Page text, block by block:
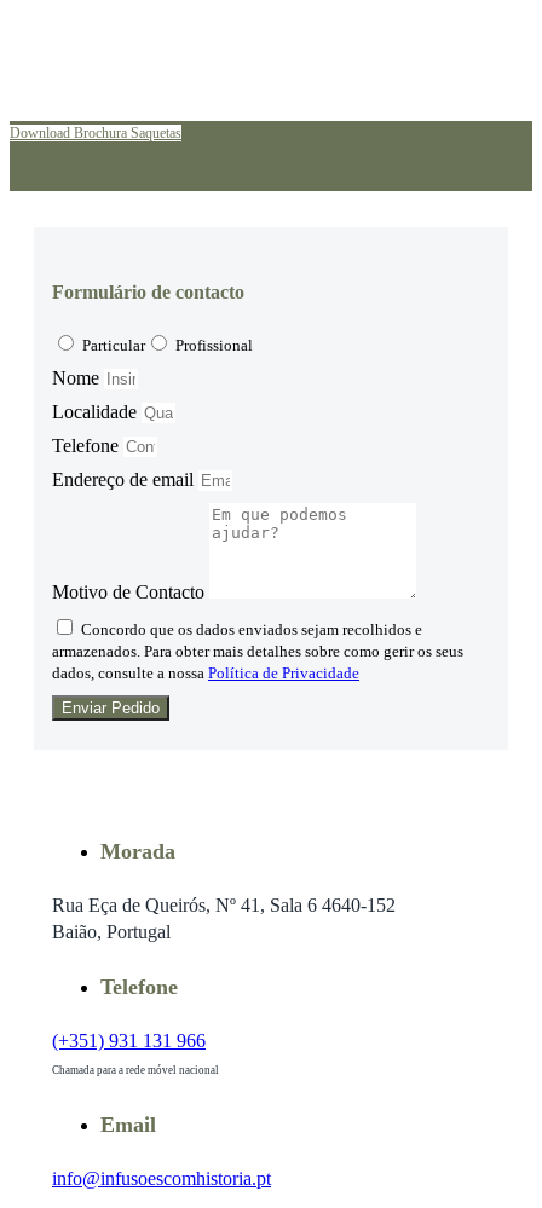
options
may
Download Brochura Saquetas
Formulário de contacto
Particular Profissional
Nome
Localidade
Telefone
Endereço de email
Motivo de Contacto
Concordo que os dados enviados sejam recolhidos e
armazenados. Para obter mais detalhes sobre como gerir os seus
dados, consulte a nossa Política de Privacidade
Enviar Pedido
Morada
Rua Eça de Queirós, Nº 41, Sala 6 4640-152
Baião, Portugal
Telefone
(+351) 931 131 966
Chamada para a rede móvel nacional
Email
info@infusoescomhistoria.pt